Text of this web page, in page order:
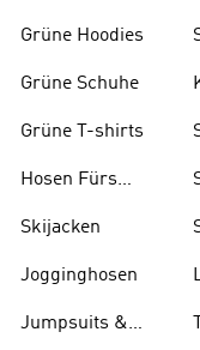
Grüne Hoodies
Grüne Schuhe
Grüne T-shirts
Hosen Fürs
Skijacken
Jogginghosen
Jumpsuits &